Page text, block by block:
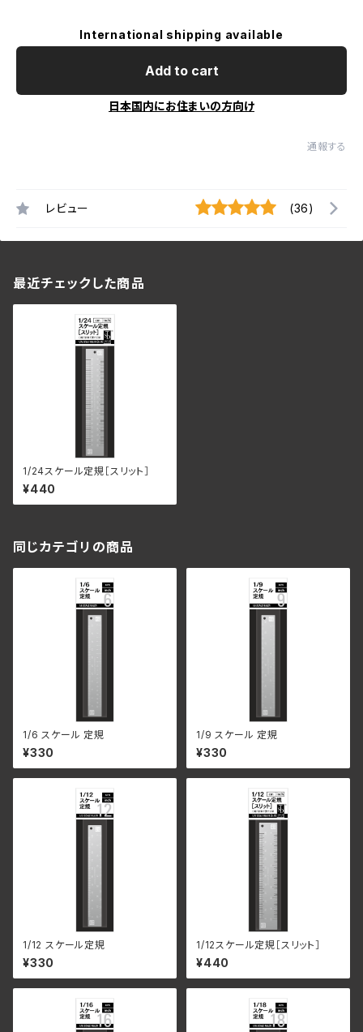
International shipping available
Add to cart
日本国内にお住まいの方向け
通報する
レビュー (36)
最近チェックした商品
1/24スケール定規［スリット］
¥440
同じカテゴリの商品
1/6 スケール 定規
¥330
1/9 スケール 定規
¥330
1/12 スケール定規
¥330
1/12スケール定規［スリット］
¥440